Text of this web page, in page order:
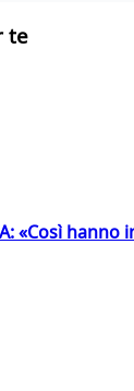
te
«Così hanno